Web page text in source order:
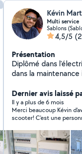
Kévin
Multi service
Sablons
4,5/5
Présentation
Diplômé dans
dans la
J'ai réalisé 2
aptitudes dans le tertiaire.
soixante et un,
Dernier avis laissé
Il y a plus de 6 mois
Merci beaucoup Kévin
scooter! C'est une